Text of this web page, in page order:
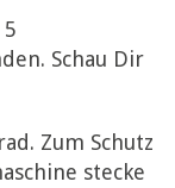
Schau Dir
Zum Schutz
stecke